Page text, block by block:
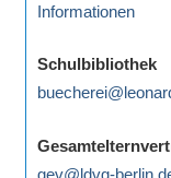
Informationen
Schulbibliothek
gev@ldvg-